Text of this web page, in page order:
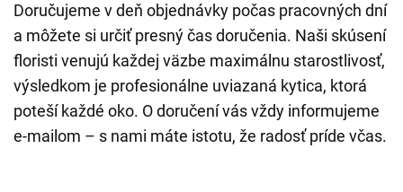
Doručujeme v deň objednávky počas pracovných dní
a môžete si určiť presný čas doručenia. Naši skúsení
floristi venujú každej väzbe maximálnu starostlivosť,
výsledkom je profesionálne uviazaná kytica, ktorá
poteší každé oko. O doručení vás vždy informujeme
e-mailom – s nami máte istotu, že radosť príde včas.